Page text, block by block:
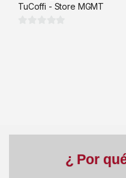
TuCoffi - Store MGMT
¿ Por